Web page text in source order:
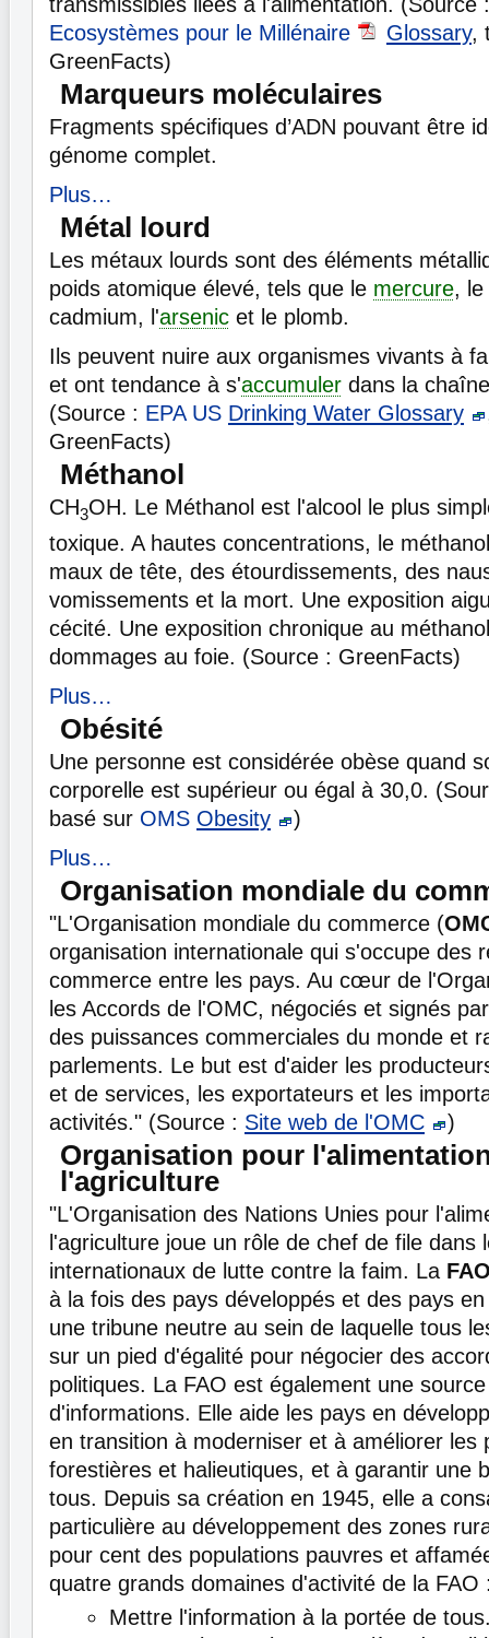
Ecosystèmes pour le Millénaire
Glossary,
GreenFacts)
Marqueurs moléculaires
Fragments spécifiques d’ADN pouvant être
génome complet.
Plus…
Métal lourd
Les métaux lourds sont des éléments
poids atomique élevé, tels que le mercure, le
cadmium, l'arsenic et le plomb.
Ils peuvent nuire aux organismes vivants à
et ont tendance à s'accumuler dans la
(Source : EPA US Drinking Water Glossary
GreenFacts)
Méthanol
CH3OH. Le Méthanol est l'alcool le plus
toxique. A hautes concentrations, le
maux de tête, des étourdissements, des
vomissements et la mort. Une exposition
cécité. Une exposition chronique au
dommages au foie. (Source : GreenFacts)
Plus…
Obésité
Une personne est considérée obèse quand
corporelle est supérieur ou égal à 30,0.
basé sur OMS Obesity
)
Plus…
Organisation mondiale du
"L'Organisation mondiale du commerce (
organisation internationale qui s'occupe des
commerce entre les pays. Au cœur de
les Accords de l'OMC, négociés et signés
des puissances commerciales du monde et
parlements. Le but est d'aider les
et de services, les exportateurs et les
activités." (Source : Site web de l'OMC )
Organisation pour
l'agriculture
"L'Organisation des Nations Unies pour
l'agriculture joue un rôle de chef de file dans
internationaux de lutte contre la faim. La
à la fois des pays développés et des pays
une tribune neutre au sein de laquelle tous
sur un pied d'égalité pour négocier des
politiques. La FAO est également une
d'informations. Elle aide les pays en
en transition à moderniser et à améliorer les
forestières et halieutiques, et à garantir une
tous. Depuis sa création en 1945, elle a
particulière au développement des zones
pour cent des populations pauvres et
quatre grands domaines d'activité de la FAO
Mettre l'information à la portée de